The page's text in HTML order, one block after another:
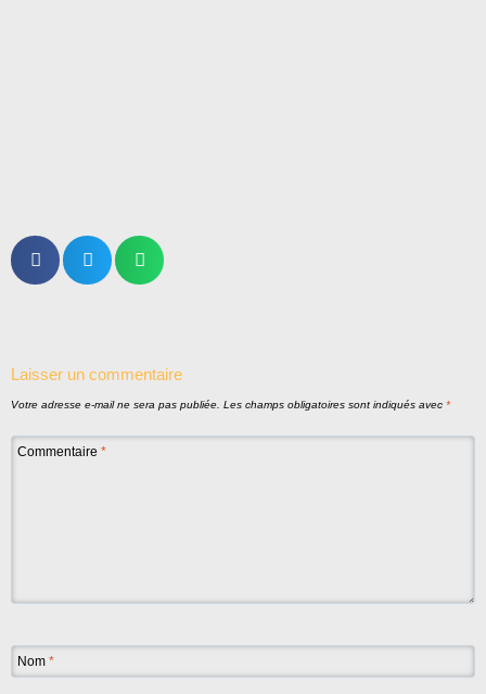
Laisser un commentaire
Votre adresse e-mail ne sera pas publiée. Les champs obligatoires sont indiqués avec *
Commentaire *
Nom *